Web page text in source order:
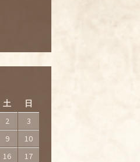
土 日
2
3
9
10
16
17